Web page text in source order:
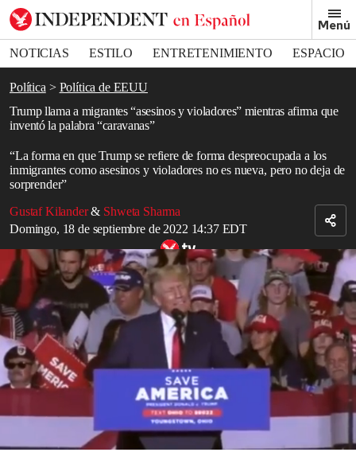
Menú
NOTICIAS ESTILO ENTRETENIMIENTO
ESPACIO
DEPORTES
Política
Política de EEUU
Trump llama a migrantes “asesinos y violadores” mientras afirma que
inventó la palabra “caravanas”
“La forma en que Trump se refiere de forma despreocupada a los
inmigrantes como asesinos y violadores no es nueva, pero no deja de
sorprender”
Gustaf Kilander & Shweta Sharma
Domingo, 18 de septiembre de 2022 14:37 EDT
Bookmark popover
Removed from bookmarks
Close popover
Trump afirma que sus seguidores están encarcelados por negarse a
criticarle
Read in English
Donald Trumpaseguró que inventó la palabra “caravanas” para
describir a los grupos de
migrantes
mientras los apodaba “asesinos
y violadores” en un discurso en un mitin en Ohio.
El expresidente pareció relatar una conversación previa en la que
dijo que “no puedes llevar a estos horribles criminales y a otras
personas que liberaste en nuestro país de forma ilegal y ponerlos en